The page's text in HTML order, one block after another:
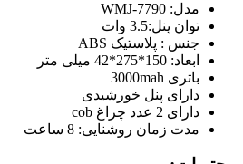
مدل: WMJ-7790
توان پنل:3.5 وات
جنس : پلاستیک ABS
ابعاد: 150*275*42 میلی متر
باتری 3000mah
دارای پنل خورشیدی
دارای 2 عدد چراغ cob
مدت زمان روشنایی: 8 ساعت